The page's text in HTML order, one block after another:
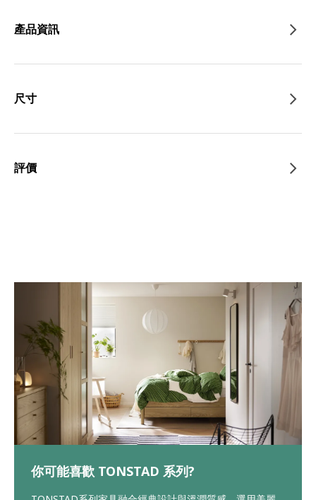
產品資訊
尺寸
評價
你可能喜歡 TONSTAD 系列?